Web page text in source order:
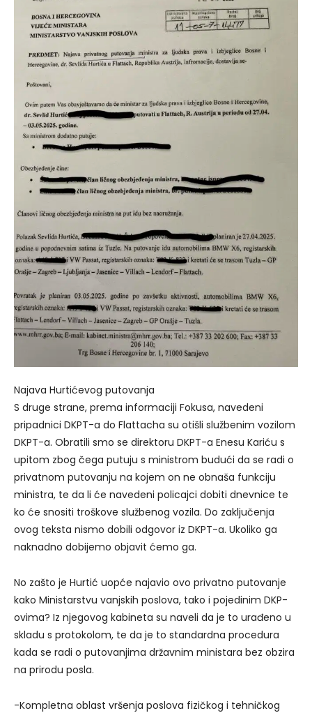
Najava Hurtićevog putovanja
S druge strane, prema informaciji Fokusa, navedeni
pripadnici DKPT-a do Flattacha su otišli službenim vozilom
DKPT-a. Obratili smo se direktoru DKPT-a Enesu Kariću s
upitom zbog čega putuju s ministrom budući da se radi o
privatnom putovanju na kojem on ne obnaša funkciju
ministra, te da li će navedeni policajci dobiti dnevnice te
ko će snositi troškove službenog vozila. Do zaključenja
ovog teksta nismo dobili odgovor iz DKPT-a. Ukoliko ga
naknadno dobijemo objavit ćemo ga.
No zašto je Hurtić uopće najavio ovo privatno putovanje
kako Ministarstvu vanjskih poslova, tako i pojedinim DKP-
ovima? Iz njegovog kabineta su naveli da je to urađeno u
skladu s protokolom, te da je to standardna procedura
kada se radi o putovanjima državnim ministara bez obzira
na prirodu posla.
-Kompletna oblast vršenja poslova fizičkog i tehničkog